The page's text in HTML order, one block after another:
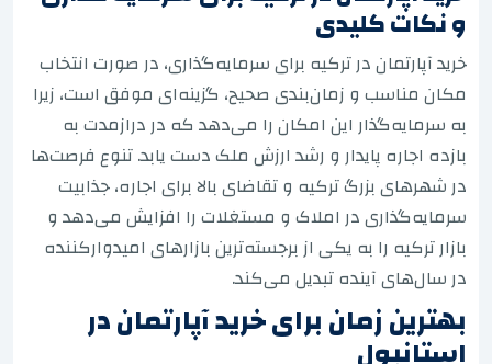
و نکات کلیدی
خرید آپارتمان در ترکیه برای سرمایه‌گذاری، در صورت انتخاب
مکان مناسب و زمان‌بندی صحیح، گزینه‌ای موفق است، زیرا
به سرمایه‌گذار این امکان را می‌دهد که در درازمدت به
بازده اجاره پایدار و رشد ارزش ملک دست یابد. تنوع فرصت‌ها
در شهرهای بزرگ ترکیه و تقاضای بالا برای اجاره، جذابیت
سرمایه‌گذاری در املاک و مستغلات را افزایش می‌دهد و
بازار ترکیه را به یکی از برجسته‌ترین بازارهای امیدوارکننده
در سال‌های آینده تبدیل می‌کند.
بهترین زمان برای خرید آپارتمان در